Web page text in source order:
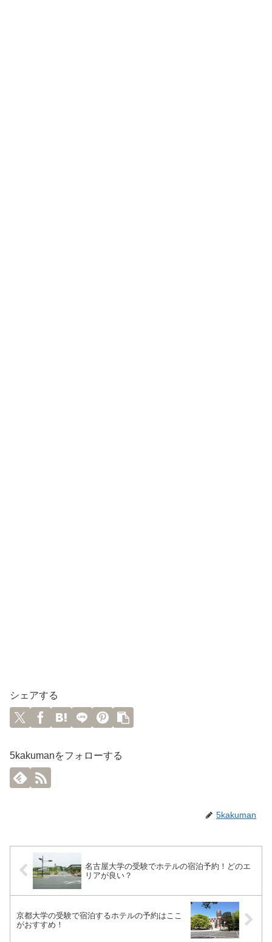
シェアする
5kakumanをフォローする
5kakuman
名古屋大学の受験でホテルの宿泊予約！どのエ
リアが良い？
京都大学の受験で宿泊するホテルの予約はここ
がおすすめ！